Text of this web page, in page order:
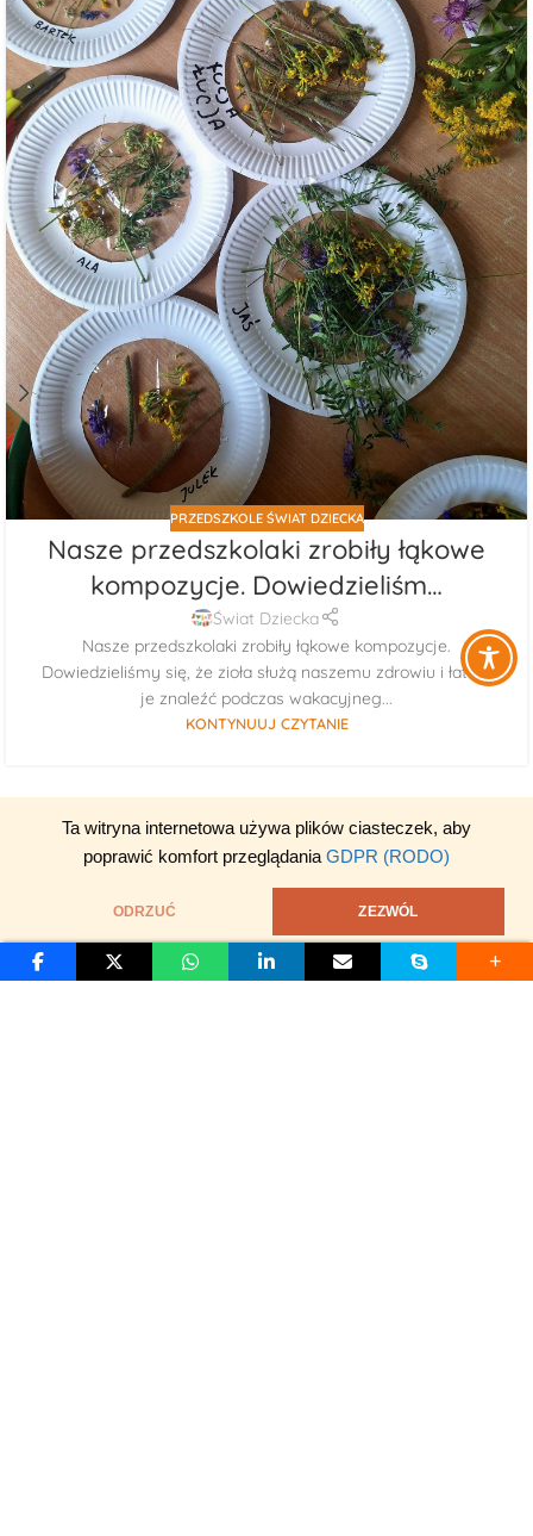
Ta witryna internetowa używa plików ciasteczek, aby
poprawić komfort przeglądania GDPR (RODO)
ODRZUĆ ZEZWÓL
PRZEDSZKOLE ŚWIAT DZIECKA
Nasze przedszkolaki zrobiły łąkowe
kompozycje. Dowiedzieliśm…
Świat Dziecka
Nasze przedszkolaki zrobiły łąkowe kompozycje.
Dowiedzieliśmy się, że zioła służą naszemu zdrowiu i łatwo
je znaleźć podczas wakacyjneg...
KONTYNUUJ CZYTANIE